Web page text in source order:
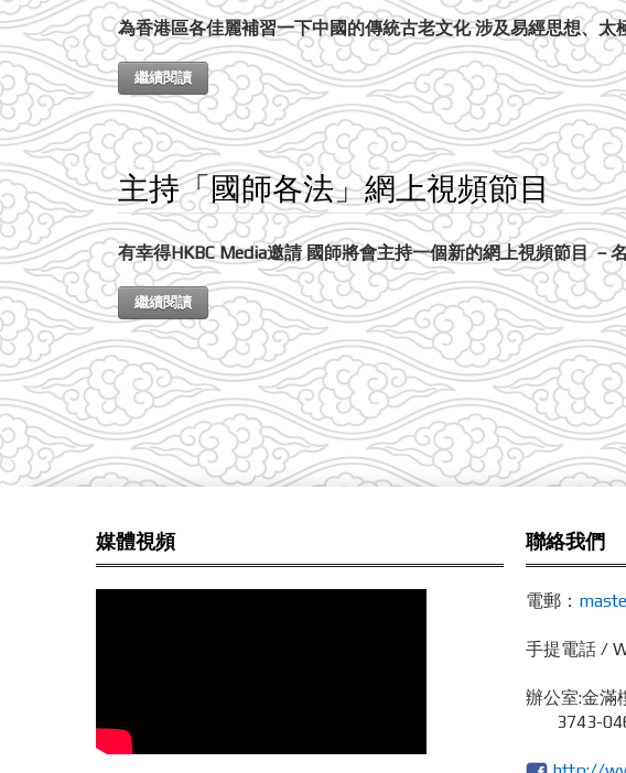
為香港區各佳麗補習一下中國的傳統古老文化 涉及易經思想、
繼續閱讀
主持「國師各法」網上視頻節目
有幸得HKBC Media邀請 國師將會主持一個新的網上視頻節目 －
繼續閱讀
媒體視頻 聯絡我們
電郵：
手提電話 /
辦公室:金滿
3743-